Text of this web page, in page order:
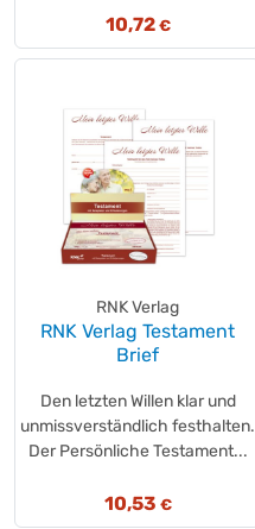
SoldanPlus(+1)
SoldanPlus(+19)
Steinbeis(+7)
tecno (+19)
tecno(+1)
tesa®(+4)
UPM Notes(+12)
Ursus®(+1)
URSUS(+2)
Westcott(+2)
without brand(+1)
Xerox(+10)
ZANDERS
10,72€
RNK Verlag
RNK Verlag Testament
Brief
Den letzten Willen klar und
unmissverständlich festhalten.
Der Persönliche Testament...
10,53 €